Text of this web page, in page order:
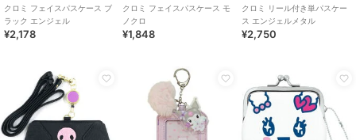
クロミ フェイスパスケース ブ
ラック エンジェル
¥2,178
クロミ フェイスパスケース モ
ノクロ
¥1,848
クロミ リール付き単パスケー
ス エンジェルメタル
¥2,750